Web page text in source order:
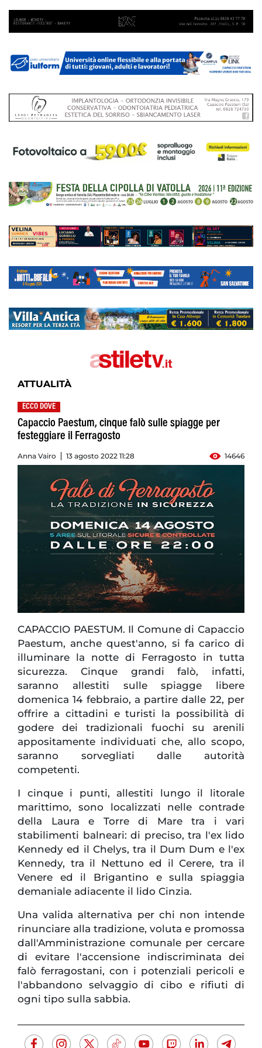
ATTUALITÀ
ECCO DOVE
Capaccio Paestum, cinque falò sulle spiagge per
festeggiare il Ferragosto
Anna Vairo 13 agosto 2022 11:28 14646
CAPACCIO PAESTUM. Il Comune di Capaccio
Paestum, anche quest'anno, si fa carico di
illuminare la notte di Ferragosto in tutta
sicurezza. Cinque grandi falò, infatti,
saranno allestiti sulle spiagge libere
domenica 14 febbraio, a partire dalle 22, per
offrire a cittadini e turisti la possibilità di
godere dei tradizionali fuochi su arenili
appositamente individuati che, allo scopo,
saranno sorvegliati dalle autorità
competenti.
I cinque i punti, allestiti lungo il litorale
marittimo, sono localizzati nelle contrade
della Laura e Torre di Mare tra i vari
stabilimenti balneari: di preciso, tra l'ex lido
Kennedy ed il Chelys, tra il Dum Dum e l'ex
Kennedy, tra il Nettuno ed il Cerere, tra il
Venere ed il Brigantino e sulla spiaggia
demaniale adiacente il lido Cinzia.
Una valida alternativa per chi non intende
rinunciare alla tradizione, voluta e promossa
dall'Amministrazione comunale per cercare
di evitare l'accensione indiscriminata dei
falò ferragostani, con i potenziali pericoli e
l'abbandono selvaggio di cibo e rifiuti di
ogni tipo sulla sabbia.